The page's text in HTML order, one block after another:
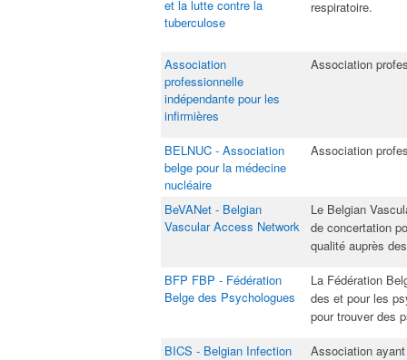
et la lutte contre la
tuberculose
respiratoire​.
Association
professionnelle
indépendante pour les
infirmières​
Association
BELNUC - Association
belge pour la médecine
nucléaire​
​Association
BeVANet - Belgian
Vascular Access Network​
​Le Belgian
de concertation
qualité auprès
BFP FBP - Fédération
Belge des Psychologues​
​La Fédération
des et pour les
pour trouver des
BICS - Belgian Infection
​Association